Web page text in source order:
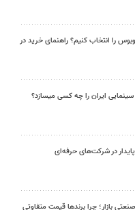
را انتخاب کنیم؟ راهنمای خرید در
ایران را چه کسی میسازد؟
پایدار در شرکت‌های حرفه‌ای
بازار؛ چرا برندها قیمت متفاوتی